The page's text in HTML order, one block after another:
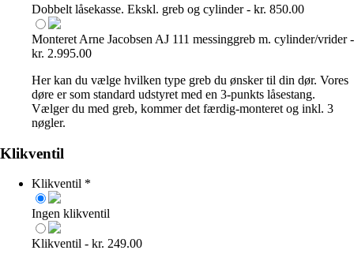
Dobbelt låsekasse. Ekskl. greb og cylinder - kr. 850.00
Monteret Arne Jacobsen AJ 111 messinggreb m. cylinder/vrider -
kr. 2.995.00
Her kan du vælge hvilken type greb du ønsker til din dør. Vores
døre er som standard udstyret med en 3-punkts låsestang.
Vælger du med greb, kommer det færdig-monteret og inkl. 3
nøgler.
Klikventil
Klikventil *
Ingen klikventil
Klikventil - kr. 249.00